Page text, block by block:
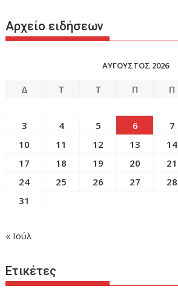
Αρχείο ειδήσεων
ΑΥΓΟΥΣΤΟΣ 2026
Δ Τ Τ Π Π
3
4 5 6 7
10
11 12 13 14
17
18 19 20 21
24
25 26 27 28
31
« Ιούλ
Ετικέτες